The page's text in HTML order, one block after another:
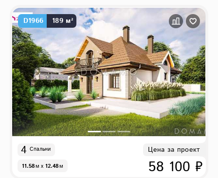
D1966 189 м²
4 Спальни
11.58м x 12.48м
Цена за проект
58 100 ₽